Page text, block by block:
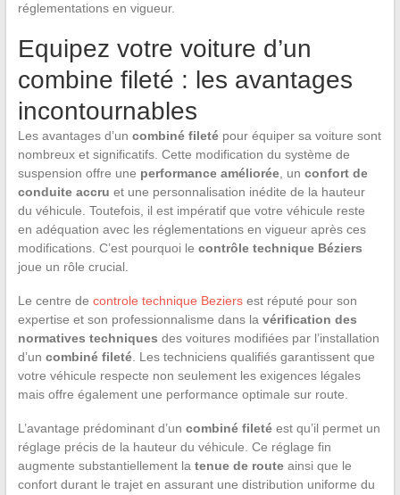
réglementations en vigueur.
Equipez votre voiture d’un
combine fileté : les avantages
incontournables
Les avantages d’un combiné filetépour équiper sa voiture sont
nombreux et significatifs. Cette modification du système de
suspension offre une performance améliorée, un confort de
conduite accru et une personnalisation inédite de la hauteur
du véhicule. Toutefois, il est impératif que votre véhicule reste
en adéquation avec les réglementations en vigueur après ces
modifications. C’est pourquoi le contrôle technique Béziers
joue un rôle crucial.
Le centre de controle technique Beziersest réputé pour son
expertise et son professionnalisme dans la vérification des
normatives techniques des voitures modifiées par l’installation
d’un combiné fileté. Les techniciens qualifiés garantissent que
votre véhicule respecte non seulement les exigences légales
mais offre également une performance optimale sur route.
L’avantage prédominant d’un combiné filetéest qu’il permet un
réglage précis de la hauteur du véhicule. Ce réglage fin
augmente substantiellement la tenue de routeainsi que le
confort durant le trajet en assurant une distribution uniforme du